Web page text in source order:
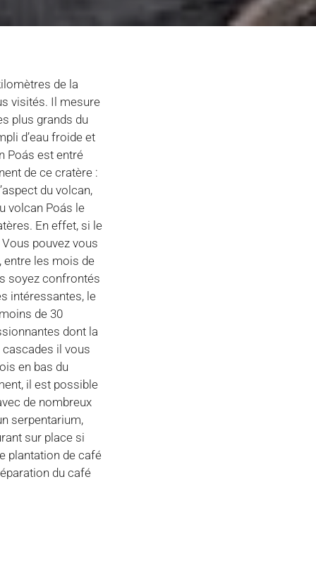
de la
visités. Il mesure
plus grands du
d’eau froide et
Poás est entré
de ce cratère :
du volcan,
volcan Poás le
En effet, si le
pouvez vous
entre les mois de
soyez confrontés
intéressantes, le
de 30
dont la
cascades il vous
en bas du
il est possible
de nombreux
serpentarium,
sur place si
plantation de café
du café